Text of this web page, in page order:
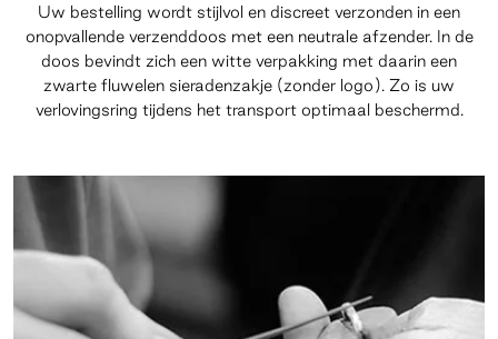
Uw bestelling wordt stijlvol en discreet verzonden in een
onopvallende verzenddoos met een neutrale afzender. In de
doos bevindt zich een witte verpakking met daarin een
zwarte fluwelen sieradenzakje (zonder logo). Zo is uw
verlovingsring tijdens het transport optimaal beschermd.